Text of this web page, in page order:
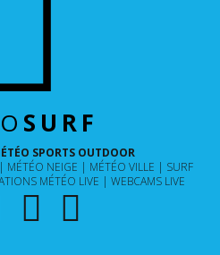
SURF
SPORTS OUTDOOR
MÉTÉO NEIGE MÉTÉO VILLE
SURF
MÉTÉO LIVE WEBCAMS LIVE